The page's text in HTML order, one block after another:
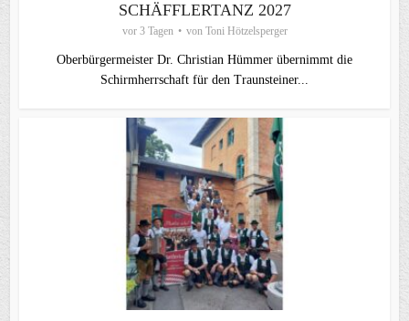
SCHÄFFLERTANZ 2027
vor 3 Tagen von Toni Hötzelsperger
Oberbürgermeister Dr. Christian Hümmer übernimmt die
Schirmherrschaft für den Traunsteiner...